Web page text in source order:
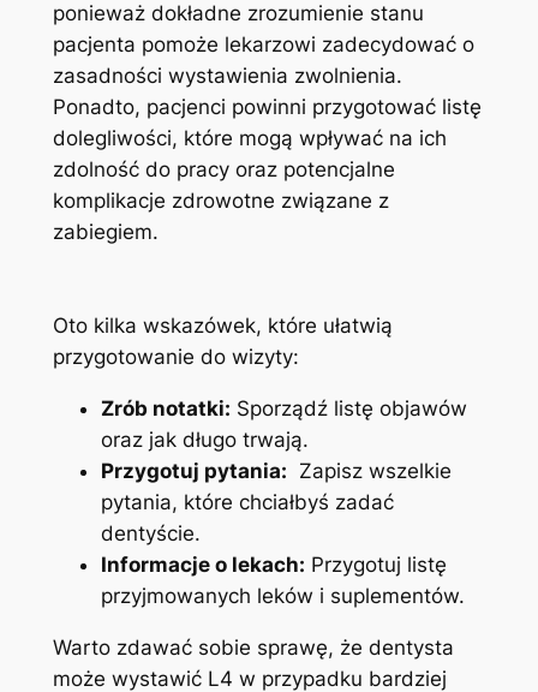
ponieważ​ dokładne zrozumienie stanu⁤
pacjenta pomoże lekarzowi ‌zadecydować o
zasadności wystawienia⁣ zwolnienia.
Ponadto, pacjenci powinni przygotować ⁤listę
dolegliwości, które mogą wpływać⁢ na ich
zdolność ‌do pracy‌ oraz potencjalne
komplikacje‍ zdrowotne⁢ związane z‍
zabiegiem.
Oto kilka wskazówek, które ułatwią
przygotowanie do wizyty:
Zrób notatki: ‍Sporządź listę ⁣objawów
oraz jak długo trwają.
Przygotuj pytania: ‌ Zapisz⁢ wszelkie
pytania, które chciałbyś zadać⁣
dentyście.
Informacje o lekach: Przygotuj listę
przyjmowanych leków ⁢i suplementów.
Warto zdawać sobie sprawę, że dentysta
może wystawić⁣ L4 w⁣ przypadku ‌bardziej